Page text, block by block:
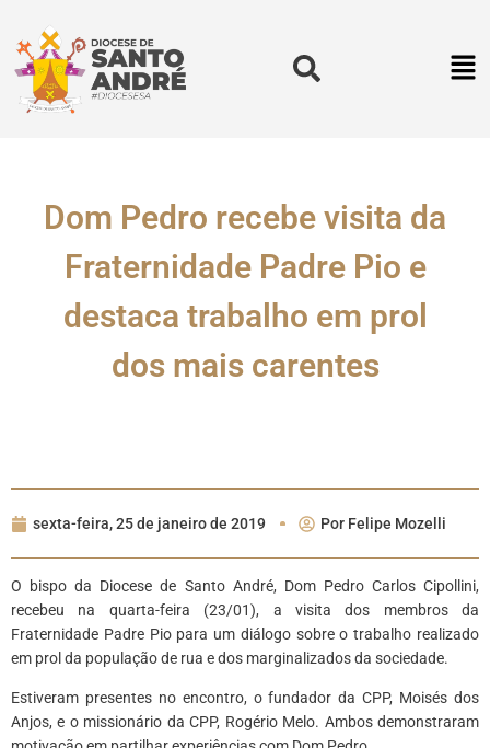
Dom Pedro recebe visita da
Fraternidade Padre Pio e
destaca trabalho em prol
dos mais carentes
sexta-feira, 25 de janeiro de 2019 Por Felipe Mozelli
O bispo da Diocese de Santo André, Dom Pedro Carlos Cipollini,
recebeu na quarta-feira (23/01), a visita dos membros da
Fraternidade Padre Pio para um diálogo sobre o trabalho realizado
em prol da população de rua e dos marginalizados da sociedade.
Estiveram presentes no encontro, o fundador da CPP, Moisés dos
Anjos, e o missionário da CPP, Rogério Melo. Ambos demonstraram